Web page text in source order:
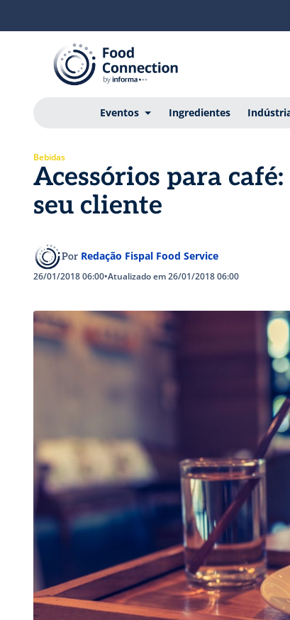
Eventos Ingredientes
Bebidas
Acessórios para
seu cliente
Por Redação Fispal Food Service
26/01/2018 06:00•Atualizado em 26/01/2018 06:00